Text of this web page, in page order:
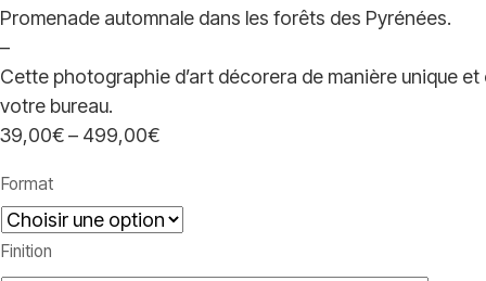
Promenade automnale dans les forêts des Pyrénées.
–
Cette photographie d’art décorera de manière unique
votre bureau.
39,00€– 499,00€
Plage
de
prix :
39,00€
Format
Finition